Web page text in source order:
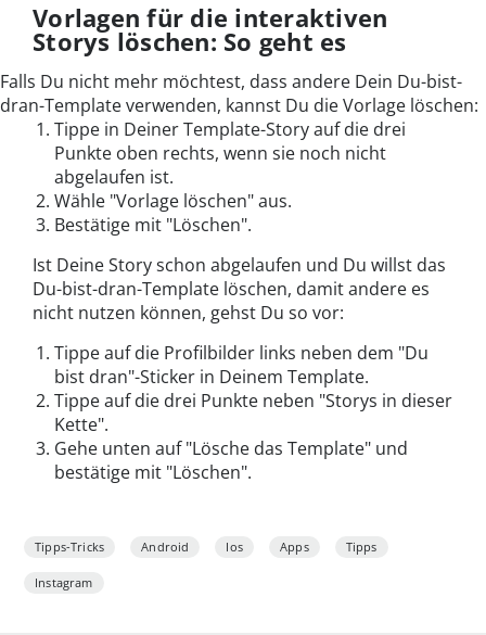
Vorlagen für die interaktiven
Storys löschen: So geht es
Falls Du nicht mehr möchtest, dass andere Dein Du-bist-
dran-Template verwenden, kannst Du die Vorlage löschen:
Tippe in Deiner Template-Story auf die drei
Punkte oben rechts, wenn sie noch nicht
abgelaufen ist.
Wähle "Vorlage löschen" aus.
Bestätige mit "Löschen".
Ist Deine Story schon abgelaufen und Du willst das
Du-bist-dran-Template löschen, damit andere es
nicht nutzen können, gehst Du so vor:
Tippe auf die Profilbilder links neben dem "Du
bist dran"-Sticker in Deinem Template.
Tippe auf die drei Punkte neben "Storys in dieser
Kette".
Gehe unten auf "Lösche das Template" und
bestätige mit "Löschen".
Tipps-Tricks Android Ios Apps Tipps
Instagram